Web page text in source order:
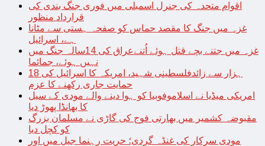
اقوام متحدہ کی جنرل اسمبلی میں فوری جنگ بندی کی
قرارداد منظور
غزہ میں جنگ کا مقصد حماس کو صفحہ ہستی سے مٹانا
ہے، اسرائیل
غزہ میں جتنے بچے قتل ہوئے اُتنےعراق کی 14سالہ جنگ میں
نہیں ہوئے، جمائما
18 ہزار سے زائدفلسطینی شہید، امریکہ کا اسرائیل کی
حمایت جاری رکھنے کا عزم
امریکی میڈیا نے اسلاموفوبیا کو ہوا دینے والے مودی کے سیل
کا بھانڈا پھوڑ دیا
مقبوضہ کشمیر میں بھارتی فوج کی گاڑی نے مسلمان بزرگ
کو کچل دیا
مودی سرکار کی غنڈہ گردی؛ حریت رہنما جیل میں اور